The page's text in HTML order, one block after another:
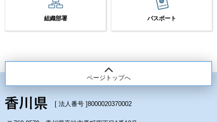
組織部署 パスポート
ページトップへ
[ 法人番号 ]8000020370002